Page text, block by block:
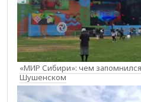
«МИР Сибири»: чем
Шушенском